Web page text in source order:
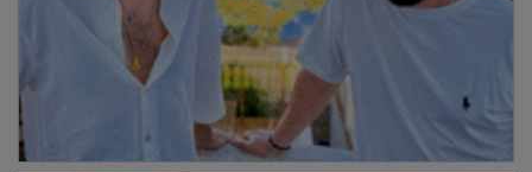
Fue en 1942 cuando uno de los propietarios de la
empresa, en concreto Antonio Viejo Antón, solicitó la
ampliación de las instalaciones de la industria
constructora, ya que la demanda de materiales
aumentó de manera considerable, debido a los
numerosos daños que sufrieron muchas viviendas con